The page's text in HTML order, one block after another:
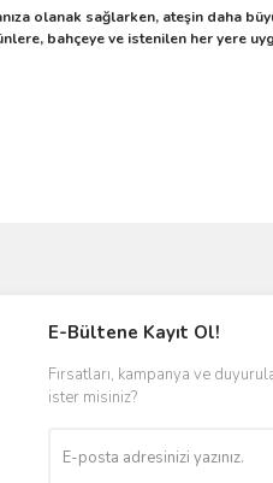
olanak sağlarken, ateşin daha
bahçeye ve istenilen her yere
E-Bültene Kayıt Ol!
Fırsatları, kampanya ve
ister misiniz?